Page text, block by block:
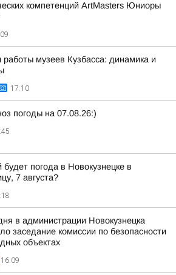
компетенций ArtMasters Юниоры
работы музеев Кузбасса: динамика и
17:10
погоды на 07.08.26:)
будет погода в Новокузнецке в
7 августа?
в администрации Новокузнецка
заседание комиссии по безопасности
объектах
16:09